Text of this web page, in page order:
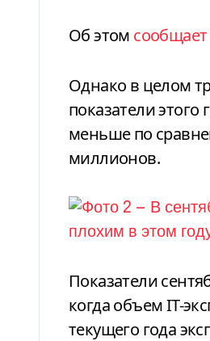
Об этом сообщает
Однако в целом
показатели
меньше по
миллионов.
Показатели
когда объем IT-
текущего года